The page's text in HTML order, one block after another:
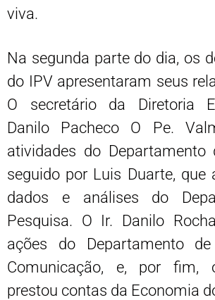
viva.
Na segunda parte do dia, os
do IPV apresentaram seus
O secretário da Diretoria
Danilo Pacheco O Pe.
atividades do Departamento
seguido por Luis Duarte, que
dados e análises do
Pesquisa. O Ir. Danilo
ações do Departamento
Comunicação, e, por fim,
prestou contas da Economia